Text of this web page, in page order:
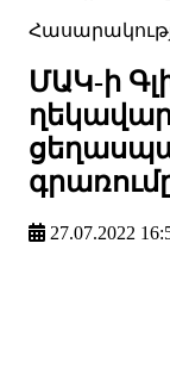
ՄԱԿ-ի
27.07.2022